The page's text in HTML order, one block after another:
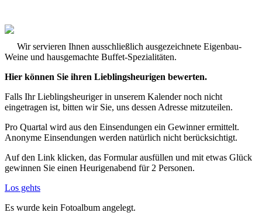
Wir servieren Ihnen ausschließlich ausgezeichnete Eigenbau-
Weine und hausgemachte Buffet-Spezialitäten.
Hier können Sie ihren Lieblingsheurigen bewerten.
Falls Ihr Lieblingsheuriger in unserem Kalender noch nicht
eingetragen ist, bitten wir Sie, uns dessen Adresse mitzuteilen.
Pro Quartal wird aus den Einsendungen ein Gewinner ermittelt.
Anonyme Einsendungen werden natürlich nicht berücksichtigt.
Auf den Link klicken, das Formular ausfüllen und mit etwas Glück
gewinnen Sie einen Heurigenabend für 2 Personen.
Los gehts
Es wurde kein Fotoalbum angelegt.